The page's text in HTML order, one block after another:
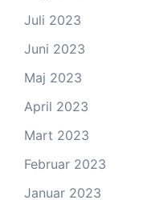
Juli 2023
Juni 2023
Maj 2023
April 2023
Mart 2023
Februar 2023
Januar 2023